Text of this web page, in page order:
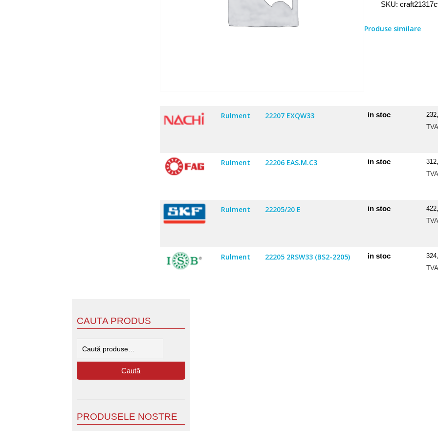
SKU:
Produse similare
Rulment 22207 EXQW33 in stoc
TVA
Rulment 22206 EAS.M.C3 in stoc
TVA
Rulment 22205/20 E in stoc
TVA
Rulment 22205 2RSW33 (BS2-2205) in stoc
TVA
CAUTA PRODUS
Caută
PRODUSELE NOSTRE